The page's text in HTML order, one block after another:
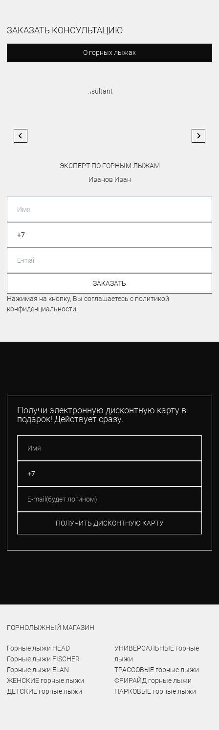
ЗАКАЗАТЬ КОНСУЛЬТАЦИЮ
О горных лыжах
ЭКСПЕРТ ПО ГОРНЫМ ЛЫЖАМ
Иванов Иван
ЗАКАЗАТЬ
Нажимая на кнопку, Вы соглашаетесь с политикой
конфиденциальности
Получи электронную дисконтную карту в
подарок! Действует сразу.
ПОЛУЧИТЬ ДИСКОНТНУЮ КАРТУ
ГОРНОЛЫЖНЫЙ МАГАЗИН
Горные лыжи HEAD
Горные лыжи FISCHER
Горные лыжи ELAN
ЖЕНСКИЕ горные лыжи
ДЕТСКИЕ горные лыжи
УНИВЕРСАЛЬНЫЕ горные
лыжи
ТРАССОВЫЕ горные лыжи
ФРИРАЙД горные лыжи
ПАРКОВЫЕ горные лыжи